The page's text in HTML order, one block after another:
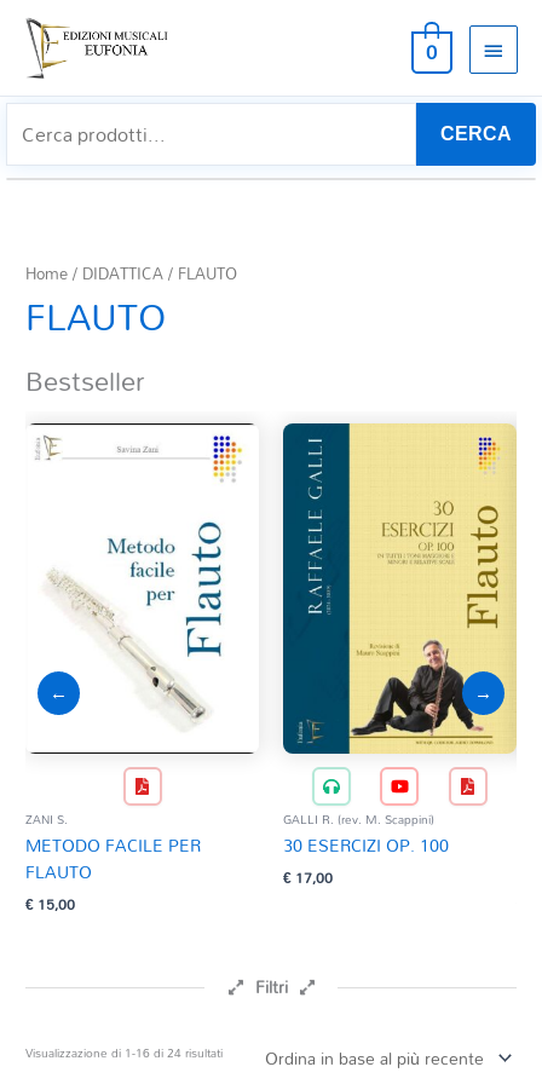
0
CERCA
Home/ DIDATTICA/ FLAUTO
FLAUTO
Bestseller
←
ZANI S.
METODO FACILE PER
FLAUTO
€15,00
GALLI R. (rev. M. Scappini)
30 ESERCIZI OP. 100
€17,00
→
Filtri
Visualizzazione di 1-16 di 24 risultatiOrdina
in